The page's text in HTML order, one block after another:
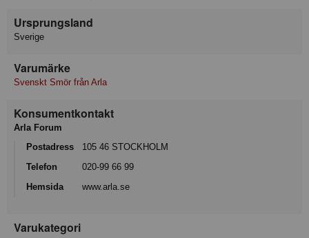
Ursprungsland
Sverige
Varumärke
Svenskt Smör från Arla
Konsumentkontakt
Arla Forum
Postadress
105 46 STOCKHOLM
Telefon
020-99 66 99
Hemsida
www.arla.se
Varukategori